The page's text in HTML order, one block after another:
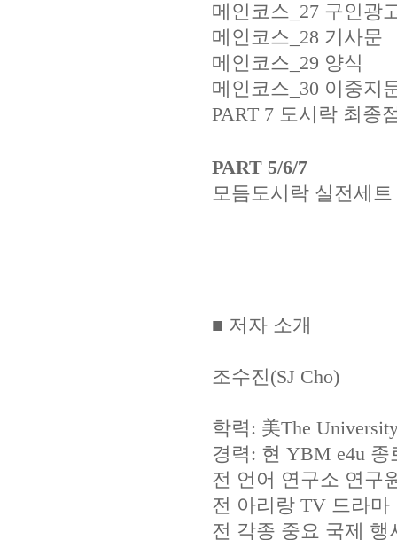
메인코스_27 구인광
메인코스_28 기사문
메인코스_29 양식
메인코스_30 이중지
PART 7 도시락 최종
PART 5/6/7
모듬도시락 실전세트
■ 저자 소개
조수진(SJ Cho)
학력: 美The
경력: 현 YBM e4u
전 언어 연구소 연구
전 아리랑 TV 드라마
전 각종 중요 국제